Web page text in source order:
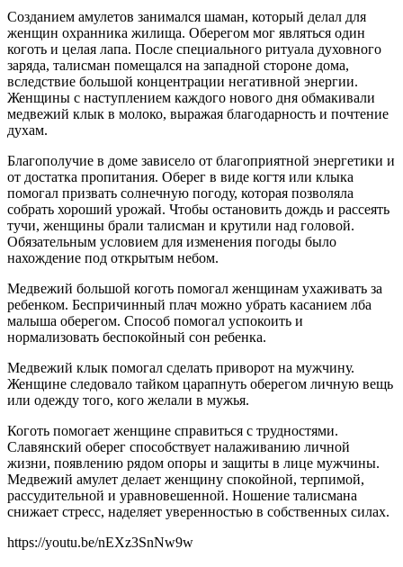
Созданием амулетов занимался шаман, который делал для
женщин охранника жилища. Оберегом мог являться один
коготь и целая лапа. После специального ритуала духовного
заряда, талисман помещался на западной стороне дома,
вследствие большой концентрации негативной энергии.
Женщины с наступлением каждого нового дня обмакивали
медвежий клык в молоко, выражая благодарность и почтение
духам.
Благополучие в доме зависело от благоприятной энергетики и
от достатка пропитания. Оберег в виде когтя или клыка
помогал призвать солнечную погоду, которая позволяла
собрать хороший урожай. Чтобы остановить дождь и рассеять
тучи, женщины брали талисман и крутили над головой.
Обязательным условием для изменения погоды было
нахождение под открытым небом.
Медвежий большой коготь помогал женщинам ухаживать за
ребенком. Беспричинный плач можно убрать касанием лба
малыша оберегом. Способ помогал успокоить и
нормализовать беспокойный сон ребенка.
Медвежий клык помогал сделать приворот на мужчину.
Женщине следовало тайком царапнуть оберегом личную вещь
или одежду того, кого желали в мужья.
Коготь помогает женщине справиться с трудностями.
Славянский оберег способствует налаживанию личной
жизни, появлению рядом опоры и защиты в лице мужчины.
Медвежий амулет делает женщину спокойной, терпимой,
рассудительной и уравновешенной. Ношение талисмана
снижает стресс, наделяет уверенностью в собственных силах.
https://youtu.be/nEXz3SnNw9w